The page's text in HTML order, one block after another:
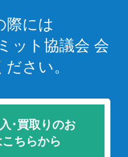
際には
ット協議会 会
さい。
･買取りのお
ちらから